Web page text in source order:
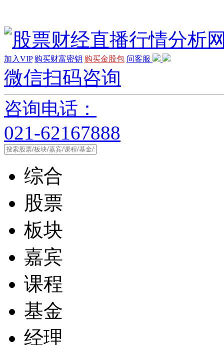
加入VIP 购买财富密钥 购买金股包 问客服
微信扫码咨询
咨询电话：
021-62167888
综合
股票
板块
嘉宾
课程
基金
经理